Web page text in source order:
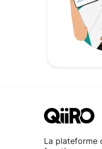
La plateforme